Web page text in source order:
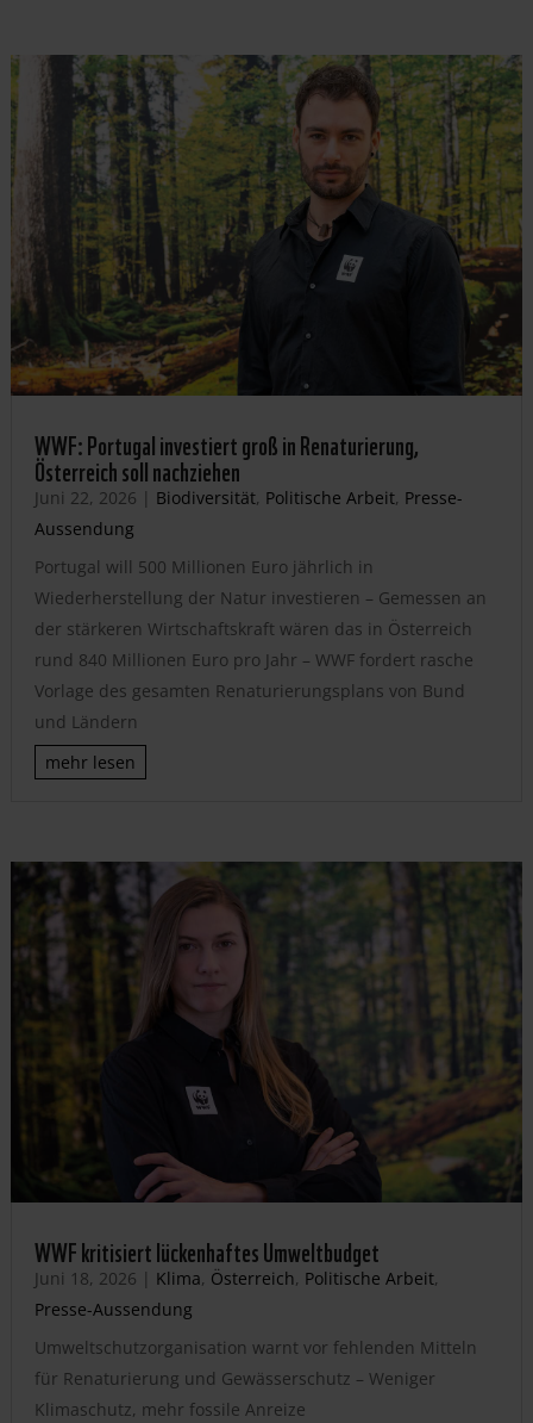
WWF: Portugal investiert groß in Renaturierung,
Österreich soll nachziehen
Juni 22, 2026 | Biodiversität, Politische Arbeit, Presse-
Aussendung
Portugal will 500 Millionen Euro jährlich in
Wiederherstellung der Natur investieren – Gemessen an
der stärkeren Wirtschaftskraft wären das in Österreich
rund 840 Millionen Euro pro Jahr – WWF fordert rasche
Vorlage des gesamten Renaturierungsplans von Bund
und Ländern
mehr lesen
WWF kritisiert lückenhaftes Umweltbudget
Juni 18, 2026 | Klima, Österreich, Politische Arbeit,
Presse-Aussendung
Umweltschutzorganisation warnt vor fehlenden Mitteln
für Renaturierung und Gewässerschutz – Weniger
Klimaschutz, mehr fossile Anreize